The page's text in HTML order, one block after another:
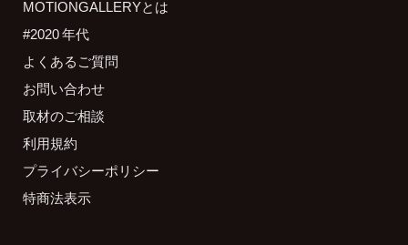
MOTIONGALLERYとは
#2020 年代
よくあるご質問
お問い合わせ
取材のご相談
利用規約
プライバシーポリシー
特商法表示